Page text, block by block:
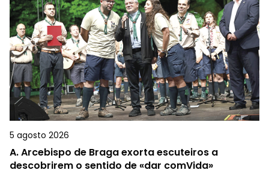
5 agosto 2026
A.Arcebispo de Braga exorta escuteiros a
descobrirem o sentido de «dar comVida»